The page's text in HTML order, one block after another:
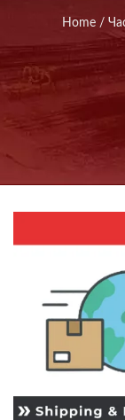
Home /